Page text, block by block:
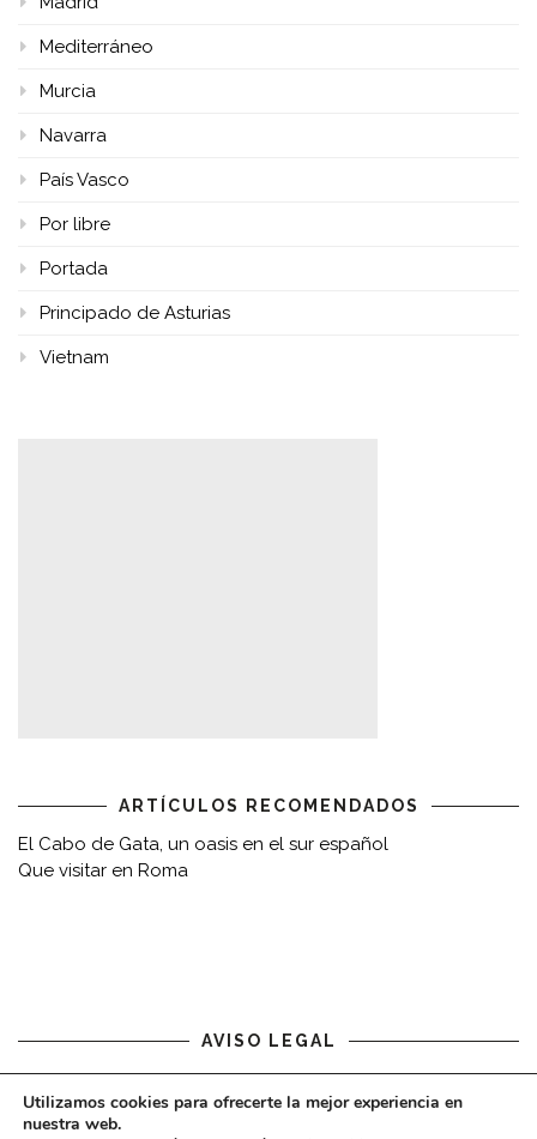
Mediterráneo
Murcia
Navarra
País Vasco
Por libre
Portada
Principado de Asturias
Vietnam
ARTÍCULOS RECOMENDADOS
El Cabo de Gata, un oasis en el sur español
Que visitar en Roma
AVISO LEGAL
Aviso legal
Utilizamos cookies para ofrecerte la mejor experiencia en
nuestra web.